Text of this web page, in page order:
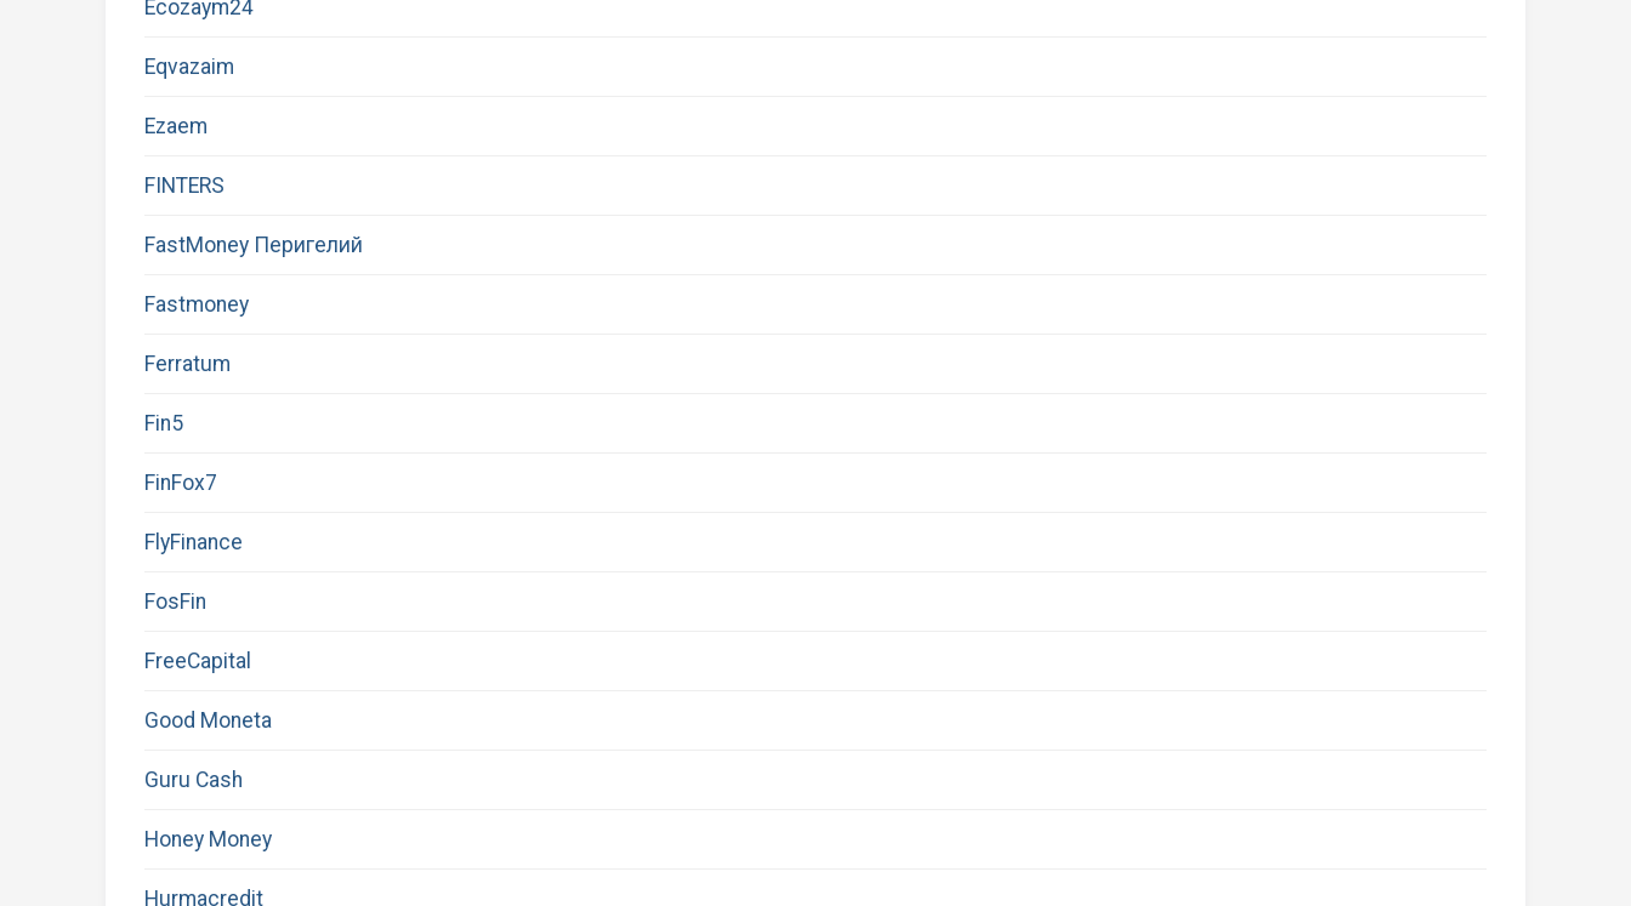
Ecozaym24
Eqvazaim
Ezaem
FINTERS
FastMoney Перигелий
Fastmoney
Ferratum
Fin5
FinFox7
FlyFinance
FosFin
FreeCapital
Good Moneta
Guru Cash
Honey Money
Hurmacredit